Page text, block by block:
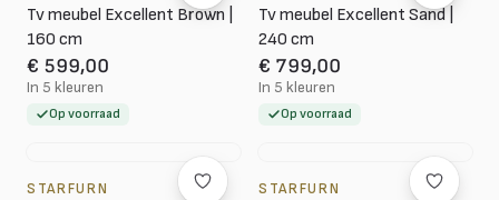
Tv meubel Excellent Brown |
160 cm
€ 599,00
In 5 kleuren
Op voorraad
Tv meubel Excellent Sand |
240 cm
€ 799,00
In 5 kleuren
Op voorraad
STARFURN STARFURN